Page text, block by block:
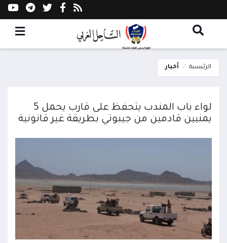
الرئيسية أخبار
لواء باب المندب يتحفظ على قارب يحمل 5
يمنيين قادمين من جيبوتي بطريقة غير قانونية